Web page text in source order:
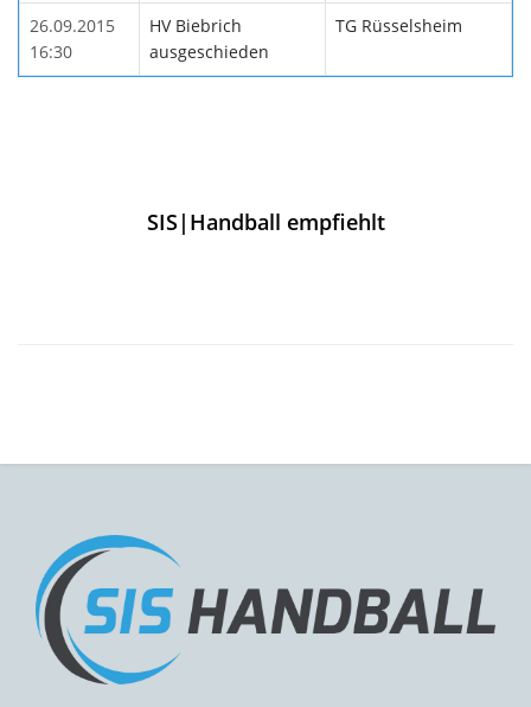
26.09.2015
16:30
HV Biebrich
ausgeschieden
TG Rüsselsheim
SIS|Handball empfiehlt